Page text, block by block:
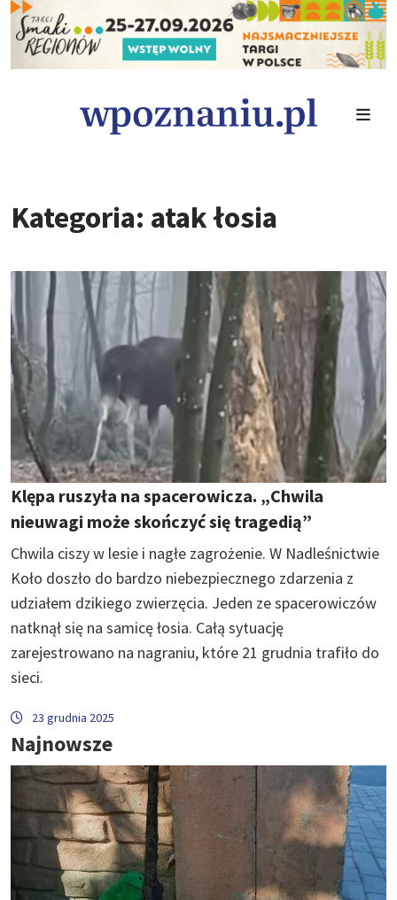
Kategoria: atak łosia
Klępa ruszyła na spacerowicza. „Chwila
nieuwagi może skończyć się tragedią”
Chwila ciszy w lesie i nagłe zagrożenie. W Nadleśnictwie
Koło doszło do bardzo niebezpiecznego zdarzenia z
udziałem dzikiego zwierzęcia. Jeden ze spacerowiczów
natknął się na samicę łosia. Całą sytuację
zarejestrowano na nagraniu, które 21 grudnia trafiło do
sieci.
23 grudnia 2025
Najnowsze